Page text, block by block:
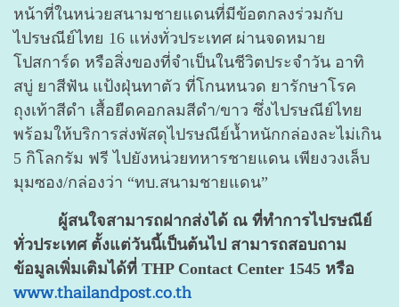
หน้าที่ในหน่วยสนามชายแดนที่มีข้อตกลงร่วมกับ
ไปรษณีย์ไทย 16 แห่งทั่วประเทศ ผ่านจดหมาย
โปสการ์ด หรือสิ่งของที่จำเป็นในชีวิตประจำวัน อาทิ
สบู่ ยาสีฟัน แป้งฝุ่นทาตัว ที่โกนหนวด ยารักษาโรค
ถุงเท้าสีดำ เสื้อยืดคอกลมสีดำ/ขาว ซึ่งไปรษณีย์ไทย
พร้อมให้บริการส่งพัสดุไปรษณีย์น้ำหนักกล่องละไม่เกิน
5 กิโลกรัม ฟรี ไปยังหน่วยทหารชายแดน เพียงวงเล็บ
มุมซอง/กล่องว่า “ทบ.สนามชายแดน”
ผู้สนใจสามารถฝากส่งได้ ณ ที่ทำการไปรษณีย์
ทั่วประเทศ ตั้งแต่วันนี้เป็นต้นไป สามารถสอบถาม
ข้อมูลเพิ่มเติมได้ที่ THP Contact Center 1545 หรือ
www.thailandpost.co.th